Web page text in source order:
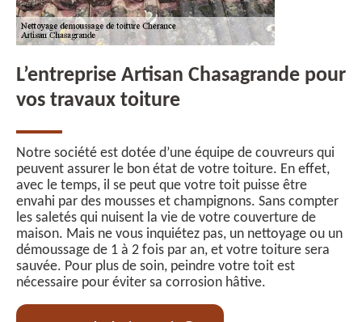
L’entreprise Artisan Chasagrande pour
vos travaux toiture
Notre société est dotée d’une équipe de couvreurs qui
peuvent assurer le bon état de votre toiture. En effet,
avec le temps, il se peut que votre toit puisse être
envahi par des mousses et champignons. Sans compter
les saletés qui nuisent la vie de votre couverture de
maison. Mais ne vous inquiétez pas, un nettoyage ou un
démoussage de 1 à 2 fois par an, et votre toiture sera
sauvée. Pour plus de soin, peindre votre toit est
nécessaire pour éviter sa corrosion hâtive.